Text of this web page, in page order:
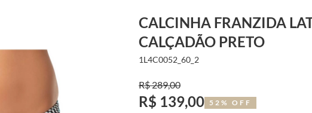
CALCINHA FRANZIDA
CALÇADÃO PRETO
1L4C0052_60_2
R$ 289,00
R$ 139,00 52% OFF